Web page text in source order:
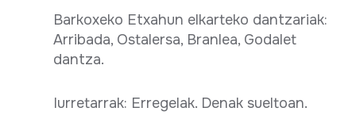
Barkoxeko Etxahun elkarteko dantzariak:
Arribada, Ostalersa, Branlea, Godalet
dantza.
Iurretarrak: Erregelak. Denak sueltoan.